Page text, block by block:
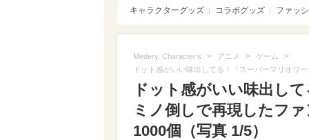
キャラクターグッズ コラボグッズ ファッ
Medery. Character's > アニメ > ゲーム >
ドット感がいい味出してる！「スーパーマリオワ
ドット感がいい味出し
ミノ倒しで再現したフ
1000個（写真 1/5）